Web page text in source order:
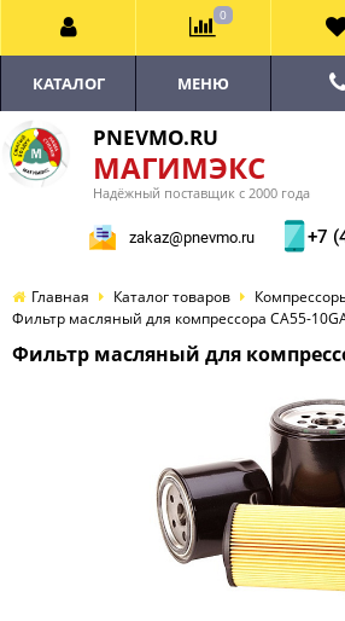
PNEVMO.RU
МАГИМЭКС
Надёжный поставщик с 2000 года
zakaz@pnevmo.ru +7
КАТАЛОГ МЕНЮ
Главная Каталог товаров
Фильтр масляный для компрессора CA55-
Фильтр масляный для
0